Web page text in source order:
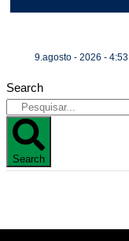
9.agosto - 2026 - 4:53
Search
Search